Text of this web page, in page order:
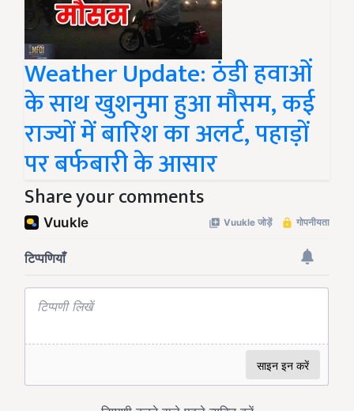
Weather Update: ठंडी हवाओं
के साथ खुशनुमा हुआ मौसम, कई
राज्यों में बारिश का अलर्ट, पहाड़ों
पर बर्फबारी के आसार
Share your comments